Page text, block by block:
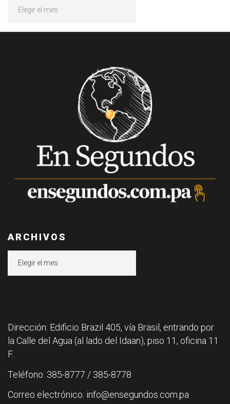
ARCHIVOS
Dirección: Edificio Brazil 405, vía Brasil, entrando por
la Calle del Agua (al lado del Idaan), piso 11, oficina 11
F.
Teléfono: 385-8777 / 385-8778
Correo electrónico: info@ensegundos.com.pa